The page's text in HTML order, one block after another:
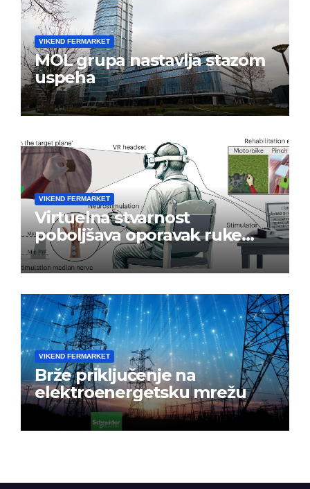
VIKEND FERMARKET
MOL grupa nastavlja stazom
uspeha
VIKEND FERMARKET
Virtuelna stvarnost
poboljšava oporavak ruke
nakon moždanog udara
VIKEND FERMARKET
Brže priključenje na
elektroenergetsku mrežu